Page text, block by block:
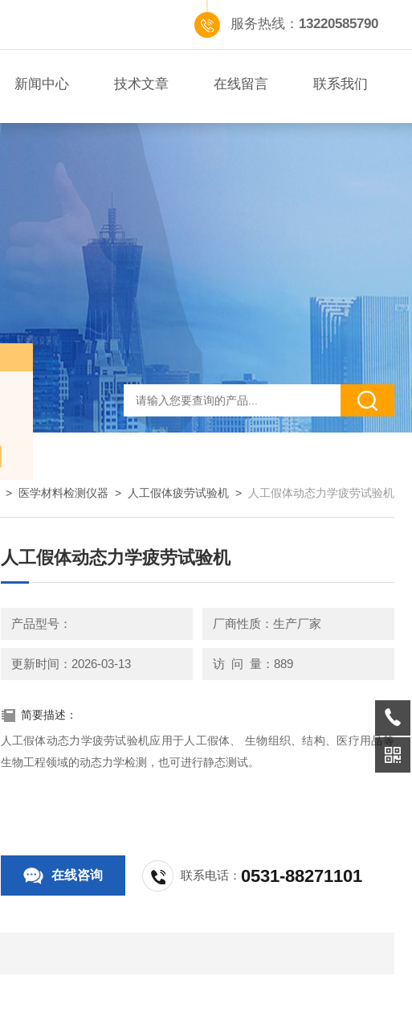
服务热线： 13220585790
新闻中心 技术文章 在线留言 联系我们
> 医学材料检测仪器 > 人工假体疲劳试验机 > 人工假体动态力学疲劳试验机
人工假体动态力学疲劳试验机
产品型号： 厂商性质：生产厂家
更新时间：2026-03-13 访 问 量：889
简要描述：
人工假体动态力学疲劳试验机应用于人工假体、 生物组织、结构、医疗用品等
生物工程领域的动态力学检测，也可进行静态测试。
在线咨询 联系电话：0531-88271101